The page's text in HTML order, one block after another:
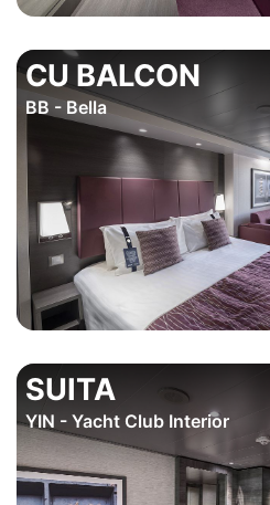
CU BALCON
BB - Bella
SUITA
YIN - Yacht Club Interior